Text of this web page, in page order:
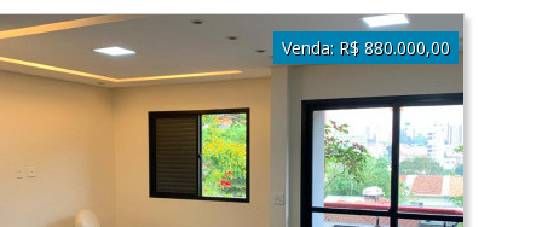
Venda: R$ 880.000,00